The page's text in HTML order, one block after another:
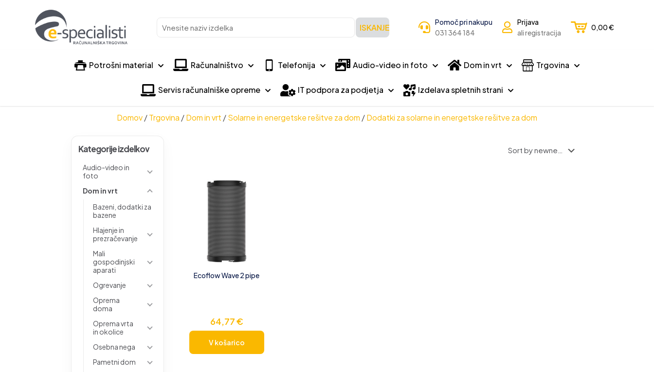
Vnesite
naziv
ISKANJE
Pomoč pri nakupu
031 364 184
Prijava
ali registracija
0,00€
Potrošni material Računalništvo Telefonija Audio-video in foto Dom in vrt Trgovina
Servis računalniške opreme IT podpora za podjetja Izdelava spletnih strani
Domov/Trgovina /Dom in vrt /Solarne in energetske rešitve za dom /Dodatki za solarne in energetske rešitve za dom
Kategorije izdelkov
Audio-video in
foto
Dom in vrt
Bazeni, dodatki za
bazene
Hlajenje in
prezračevanje
Mali
gospodinjski
aparati
Ogrevanje
Oprema
doma
Oprema vrta
in okolice
Osebna nega
Pametni dom
Ecoflow Wave 2 pipe
64,77€
V košarico